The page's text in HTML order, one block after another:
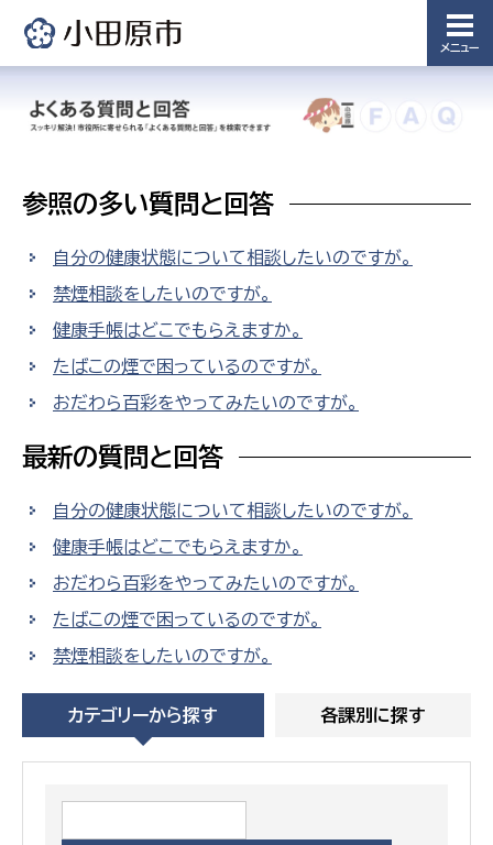
メニュー
参照の多い質問と回答
自分の健康状態について相談したいのですが。
禁煙相談をしたいのですが。
健康手帳はどこでもらえますか。
たばこの煙で困っているのですが。
おだわら百彩をやってみたいのですが。
最新の質問と回答
自分の健康状態について相談したいのですが。
健康手帳はどこでもらえますか。
おだわら百彩をやってみたいのですが。
たばこの煙で困っているのですが。
禁煙相談をしたいのですが。
カテゴリーから探す 各課別に探す